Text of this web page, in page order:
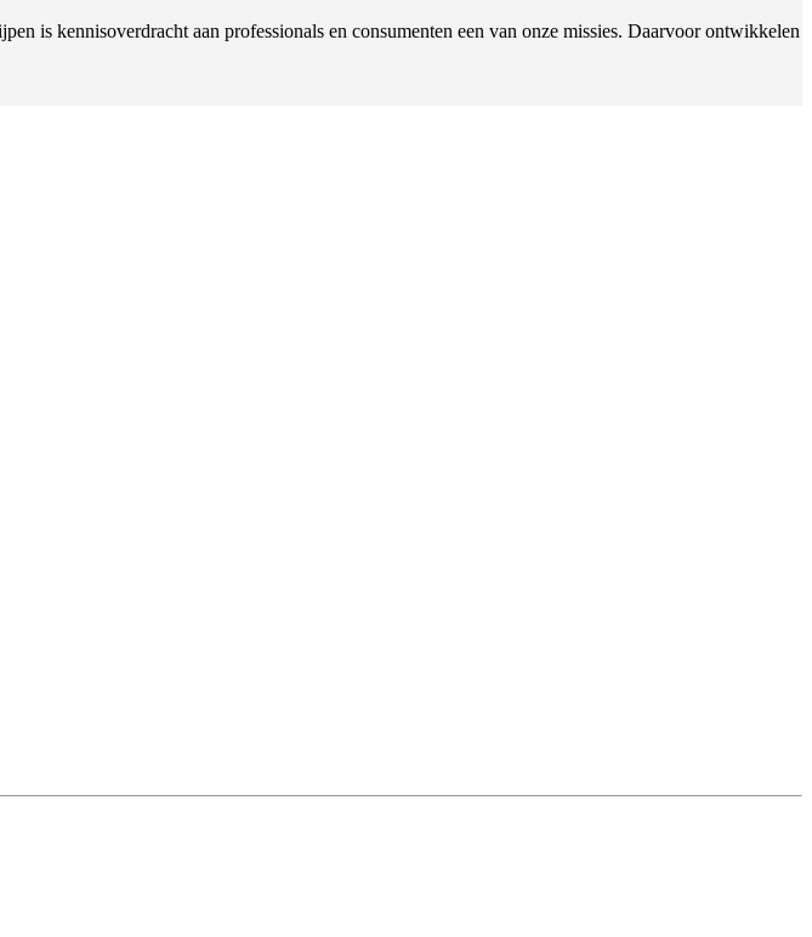
is kennisoverdracht aan professionals en consumenten een van onze missies. Daarvoor ontwikkelen